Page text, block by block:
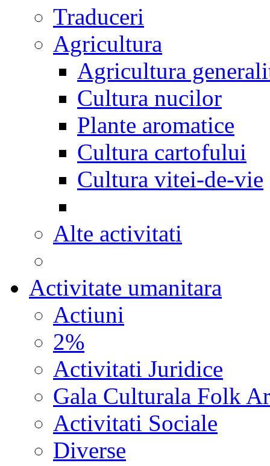
Traduceri
Agricultura
Agricultura
Cultura nucilor
Plante aromatice
Cultura cartofului
Cultura vitei-de-vie
Alte activitati
Activitate umanitara
Actiuni
2%
Activitati Juridice
Gala Culturala Folk
Activitati Sociale
Diverse